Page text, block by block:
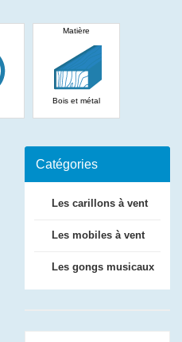
Matière
Bois et métal
Catégories
Les carillons à vent
Les mobiles à vent
Les gongs musicaux